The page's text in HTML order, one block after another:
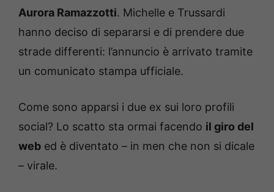
Aurora Ramazzotti. Michelle e Trussardi
hanno deciso di separarsi e di prendere due
strade differenti: l’annuncio è arrivato tramite
un comunicato stampa ufficiale.
Come sono apparsi i due ex sui loro profili
social? Lo scatto sta ormai facendo il giro del
web ed è diventato – in men che non si dicale
– virale.